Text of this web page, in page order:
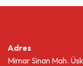
Adres
Mimar Sinan Mah.